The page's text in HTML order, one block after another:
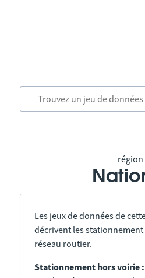
région
Les jeux de données de
décrivent les
réseau routier.
Stationnement hors voirie :